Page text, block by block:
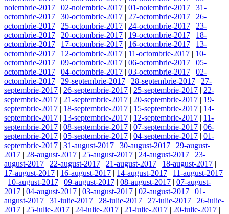
noiembrie-2017 | 02-noiembrie-2017 | 01-noiembrie-2017 | 31-
octombrie-2017 | 30-octombrie-2017 | 27-octombrie-2017 | 26-
octombrie-2017 | 25-octombrie-2017 | 24-octombrie-2017 | 23-
octombrie-2017 | 20-octombrie-2017 | 19-octombrie-2017 | 18-
octombrie-2017 | 17-octombrie-2017 | 16-octombrie-2017 | 13-
octombrie-2017 | 12-octombrie-2017 | 11-octombrie-2017 | 10-
octombrie-2017 | 09-octombrie-2017 | 06-octombrie-2017 | 05-
octombrie-2017 | 04-octombrie-2017 | 03-octombrie-2017 | 02-
octombrie-2017 | 29-septembrie-2017 | 28-septembrie-2017 | 27-
septembrie-2017 | 26-septembrie-2017 | 25-septembrie-2017 | 22-
septembrie-2017 | 21-septembrie-2017 | 20-septembrie-2017 | 19-
septembrie-2017 | 18-septembrie-2017 | 15-septembrie-2017 | 14-
septembrie-2017 | 13-septembrie-2017 | 12-septembrie-2017 | 11-
septembrie-2017 | 08-septembrie-2017 | 07-septembrie-2017 | 06-
septembrie-2017 | 05-septembrie-2017 | 04-septembrie-2017 | 01-
septembrie-2017 | 31-august-2017 | 30-august-2017 | 29-august-
2017 | 28-august-2017 | 25-august-2017 | 24-august-2017 | 23-
august-2017 | 22-august-2017 | 21-august-2017 | 18-august-2017 |
17-august-2017 | 16-august-2017 | 14-august-2017 | 11-august-2017
| 10-august-2017 | 09-august-2017 | 08-august-2017 | 07-august-
2017 | 04-august-2017 | 03-august-2017 | 02-august-2017 | 01-
august-2017 | 31-iulie-2017 | 28-iulie-2017 | 27-iulie-2017 | 26-iulie-
2017 | 25-iulie-2017 | 24-iulie-2017 | 21-iulie-2017 | 20-iulie-2017 |